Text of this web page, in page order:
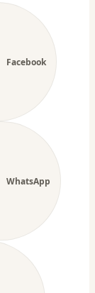
Facebook
WhatsApp